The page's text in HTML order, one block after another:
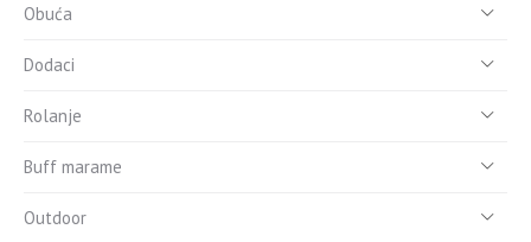
Obuća
Dodaci
Rolanje
Buff marame
Outdoor